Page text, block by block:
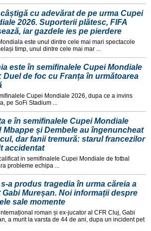
cu adevărat de pe urma Cupei
2026. Suporterii plătesc, FIFA
iar gazdele ies pe pierdere
este unul dintre cele mai mari spectacole
timp, unul dintre cele mai mar ...
este în semifinalele Cupei Mondiale
Duel de foc cu Franța în următoarea
Cupei Mondiale 2026, dupa ce a invins
pe SoFi Stadium ...
e în semifinalele Cupei Mondiale
Mbappe și Dembele au îngenuncheat
dar fanii tremură: starul francezilor
accidentat
in semifinalele Cupei Mondiale de fotbal
probleme echipa ...
a produs tragedia în urma căreia a
Gabi Mureșan. Noi informații despre
sale momente
roman și ex-jucator al CFR Cluj, Gabi
a murit la varsta de 44 de ani, dupa un incident pet